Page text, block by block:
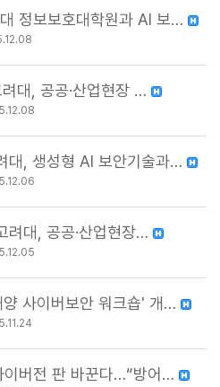
정보보호대학원과 AI 보…
대, 공공·산업현장 …
대, 생성형 AI 보안기술과…
대, 공공·산업현장…
사이버보안 워크숍' 개…
버전 판 바꾼다…“방어…